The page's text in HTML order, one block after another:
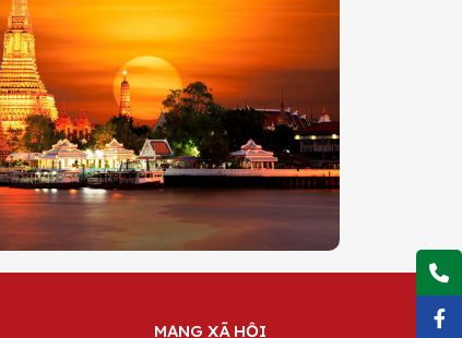
MẠNG XÃ HỘI